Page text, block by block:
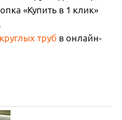
«Купить в 1 клик»
труб в онлайн-